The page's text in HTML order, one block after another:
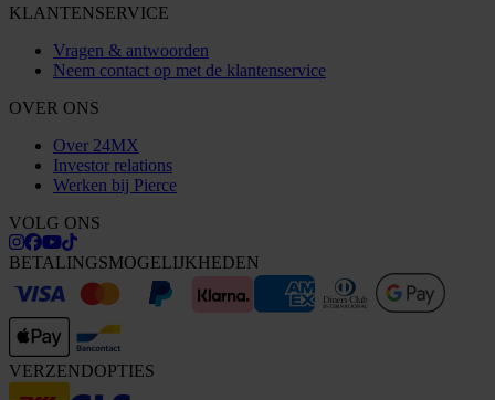
KLANTENSERVICE
Vragen & antwoorden
Neem contact op met de klantenservice
OVER ONS
Over 24MX
Investor relations
Werken bij Pierce
VOLG ONS
BETALINGSMOGELIJKHEDEN
VERZENDOPTIES